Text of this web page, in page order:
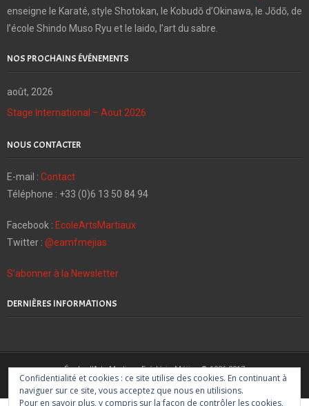
enseigne le Karaté, style Shotokan, le Kobudō d’Okinawa, le Jōdō, de
l’école Shindo Muso Ryu et le Iaido, l’art du sabre.
NOS PROCHAINS ÉVÉNEMENTS
août, 2026
Stage International – Aout 2026
NOUS CONTACTER
E-mail : Contact
Téléphone : +33 (0)6 13 50 84 94
Facebook : EcoleArtsMartiaux
Twitter : @eamfmejias
S’abonner à la Newsletter
DERNIÈRES INFORMATIONS
École d'Arts Martiaux Frédéric Méjias © 1986-2017
Karaté Shotokan, Kobudō d'Okinawa, Shindo Muso Ryu Jōdō
Confidentialité et cookies : ce site utilise des cookies. En continuant à
naviguer sur ce site, vous acceptez que nous en utilisions.
Pour en savoir plus, y compris sur la façon de contrôler les cookies,